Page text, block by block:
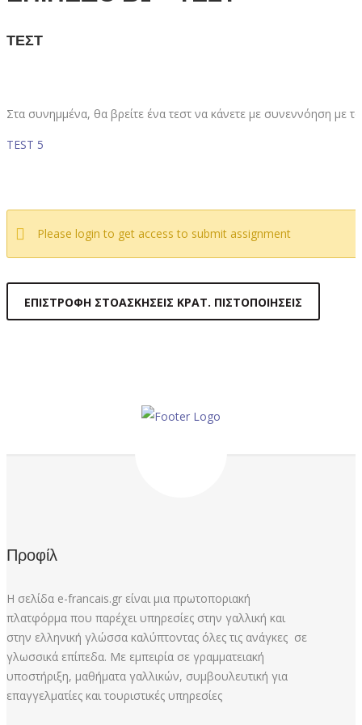
ΤΕΣΤ
Στα συνημμένα, θα βρείτε ένα τεστ να κάνετε με συνεννόηση με
TEST 5
Please login to get access to submit assignment
ΕΠΙΣΤΡΟΦΉ ΣΤΟΑΣΚΉΣΕΙΣ ΚΡΑΤ. ΠΙΣΤΟΠΟΙΉΣΕΙΣ
Προφίλ
Η σελίδα e-francais.gr είναι μια πρωτοποριακή
πλατφόρμα που παρέχει υπηρεσίες στην γαλλική και
στην ελληνική γλώσσα καλύπτοντας όλες τις ανάγκες σε
γλωσσικά επίπεδα. Με εμπειρία σε γραμματειακή
υποστήριξη, μαθήματα γαλλικών, συμβουλευτική για
επαγγελματίες και τουριστικές υπηρεσίες